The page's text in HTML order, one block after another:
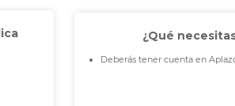
¿Qué
Deberás tener cuenta en